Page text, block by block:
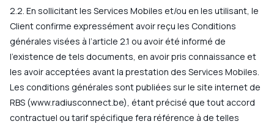
2.2. En sollicitant les Services Mobiles et/ou en les utilisant, le
Client confirme expressément avoir reçu les Conditions
générales visées à l’article 2.1 ou avoir été informé de
l’existence de tels documents, en avoir pris connaissance et
les avoir acceptées avant la prestation des Services Mobiles.
Les conditions générales sont publiées sur le site internet de
RBS (www.radiusconnect.be), étant précisé que tout accord
contractuel ou tarif spécifique fera référence à de telles